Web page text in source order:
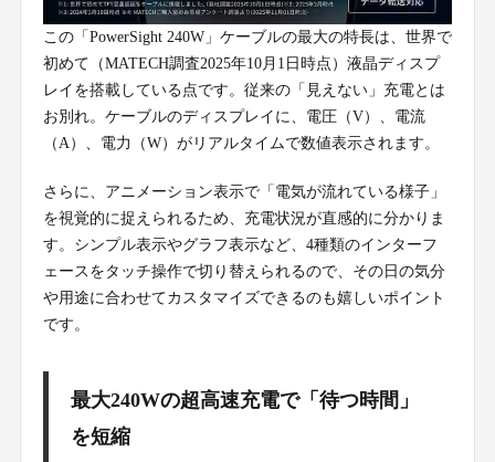
この「PowerSight 240W」ケーブルの最大の特長は、世界で
初めて（MATECH調査2025年10月1日時点）液晶ディスプ
レイを搭載している点です。従来の「見えない」充電とは
お別れ。ケーブルのディスプレイに、電圧（V）、電流
（A）、電力（W）がリアルタイムで数値表示されます。
さらに、アニメーション表示で「電気が流れている様子」
を視覚的に捉えられるため、充電状況が直感的に分かりま
す。シンプル表示やグラフ表示など、4種類のインターフ
ェースをタッチ操作で切り替えられるので、その日の気分
や用途に合わせてカスタマイズできるのも嬉しいポイント
です。
最大240Wの超高速充電で「待つ時間」
を短縮